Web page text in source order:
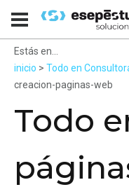
Estás en...
inicio > Todo en
creacion-paginas-web
Todo